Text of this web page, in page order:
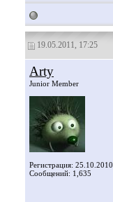
19.05.2011, 17:25
Arty
Junior Member
Регистрация: 25.10.2010
Сообщений: 1,635